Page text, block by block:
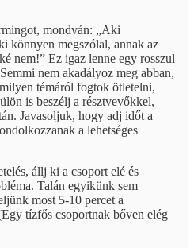
mondván: „Aki
könnyen megszólal, annak az
nem!” Ez igaz lenne egy rosszul
nem akadályoz meg abban,
témáról fogtok ötletelni,
is beszélj a résztvevőkkel,
Javasoljuk, hogy adj időt a
a lehetséges
állj ki a csoport elé és
Talán egyikünk sem
most 5-10 percet a
tízfős csoportnak bőven elég